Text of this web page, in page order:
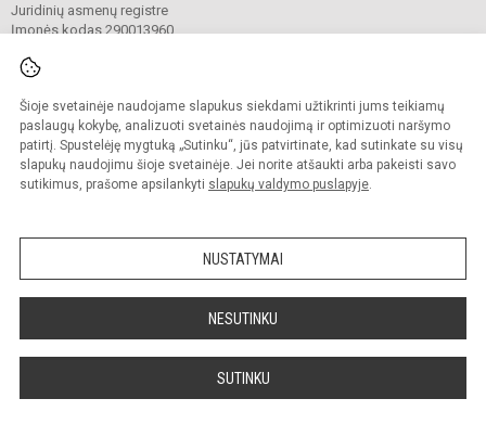
Šioje svetainėje naudojame slapukus siekdami užtikrinti jums teikiamų
paslaugų kokybę, analizuoti svetainės naudojimą ir optimizuoti naršymo
patirtį. Spustelėję mygtuką „Sutinku“, jūs patvirtinate, kad sutinkate su visų
slapukų naudojimu šioje svetainėje. Jei norite atšaukti arba pakeisti savo
sutikimus, prašome apsilankyti slapukų valdymo puslapyje.
NUSTATYMAI
NESUTINKU
SUTINKU
Juridinių asmenų registre
Įmonės kodas 290013960
© 2023. Vilniaus Vaduvos darželis - mokykla. Visos teisės saugomos.
Kopijuoti turinį be raštiško įstaigos administracijos sutikimo griežtai draudžiama.
Prieinamumo paraiška Slapukų politika
Sumanus būdas atnaujinti